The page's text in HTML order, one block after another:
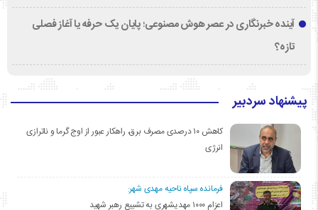
آینده خبرنگاری در عصر هوش مصنوعی؛ پایان یک حرفه یا آغاز فصلی
تازه؟
پیشنهاد سردبیر
کاهش ۱۰ درصدی مصرف برق، راهکار عبور از اوج گرما و ناترازی
انرژی
فرمانده سپاه ناحیه مهدی شهر:
اعزام ۱۰۰۰ مهدیشهری به تشییع رهبر شهید